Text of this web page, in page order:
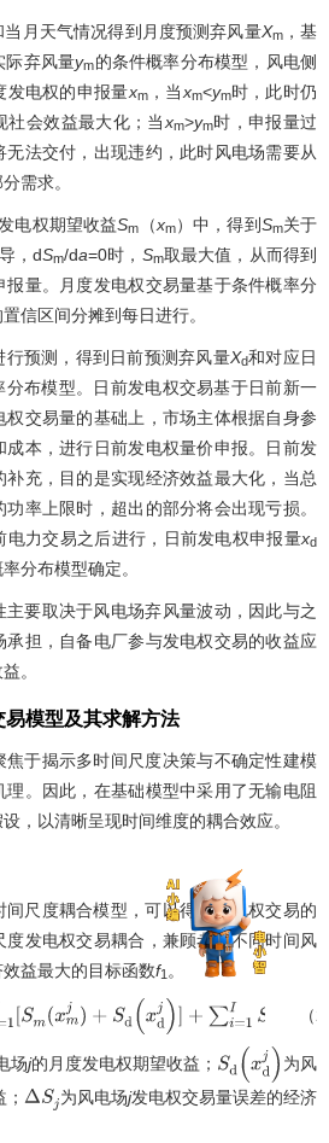
月天气情况得到月度预测弃风量Xm，基
际弃风量ym的条件概率分布模型，风电侧
发电权的申报量xm，当xm<ym时，此时仍
社会效益最大化；当xm>ym时，申报量过
法交付，出现违约，此时风电场需要从
需求。
电权期望收益Sm （xm）中，得到Sm关于
，dSm/da=0时， Sm取最大值，从而得到
报量。月度发电权交易量基于条件概率分
信区间分摊到每日进行。
预测，得到日前预测弃风量Xd和对应日
分布模型。日前发电权交易基于日前新一
交易量的基础上，市场主体根据自身参
本，进行日前发电权量价申报。日前发
充，目的是实现经济效益最大化，当总
率上限时，超出的部分将会出现亏损。
电力交易之后进行，日前发电权申报量xd
分布模型确定。
主要取决于风电场弃风量波动，因此与之
担，自备电厂参与发电权交易的收益应
。
模型及其求解方法
焦于揭示多时间尺度决策与不确定性建模
。因此，在基础模型中采用了无输电阻
，以清晰呈现时间维度的耦合效应。
尺度耦合模型，可以得到发电权交易的
发电权交易耦合，兼顾考虑不同时间风
益最大的目标函数f1 。
[S m(xmj)+S d( xdj)] +∑i =1 Si −∑j=1J Δ （
场j的月度发电权期望收益； Sd (xdj)
为风
ΔSj
为风电场j发电权交易量误差的经济